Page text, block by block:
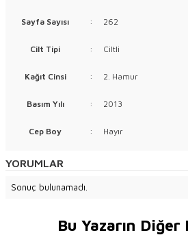
Sayfa Sayısı : 262
Cilt Tipi : Ciltli
Kağıt Cinsi : 2. Hamur
Basım Yılı : 2013
Cep Boy : Hayır
YORUMLAR
Sonuç bulunamadı.
Bu Yazarın Diğer